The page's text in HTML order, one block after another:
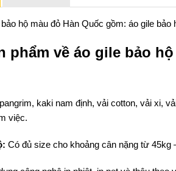
hộ màu đỏ Hàn Quốc gồm: áo gile
phẩm về áo gile bảo
kaki nam định, vải cotton, vải xi,
việc.
Có đủ size cho khoảng cân nặng từ 45kg